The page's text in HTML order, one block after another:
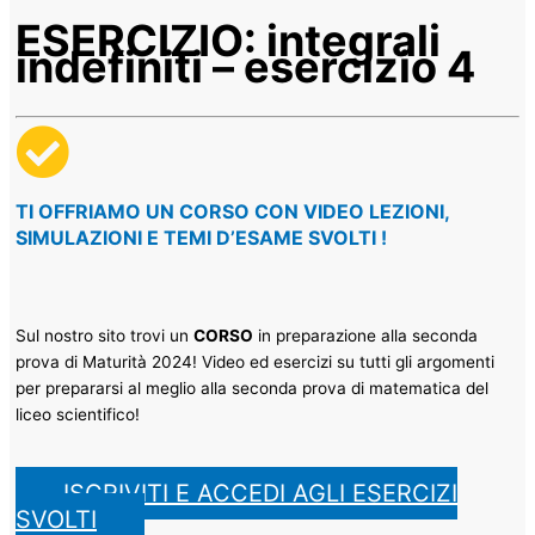
ESERCIZIO: integrali
indefiniti – esercizio 4
TI OFFRIAMO UN CORSO CON VIDEO LEZIONI,
SIMULAZIONI E TEMI D’ESAME SVOLTI !​
Sul nostro sito trovi un CORSO in preparazione alla seconda
prova di Maturità 2024! Video ed esercizi su tutti gli argomenti
per prepararsi al meglio alla seconda prova di matematica del
liceo scientifico!
ISCRIVITI E ACCEDI AGLI ESERCIZI
SVOLTI